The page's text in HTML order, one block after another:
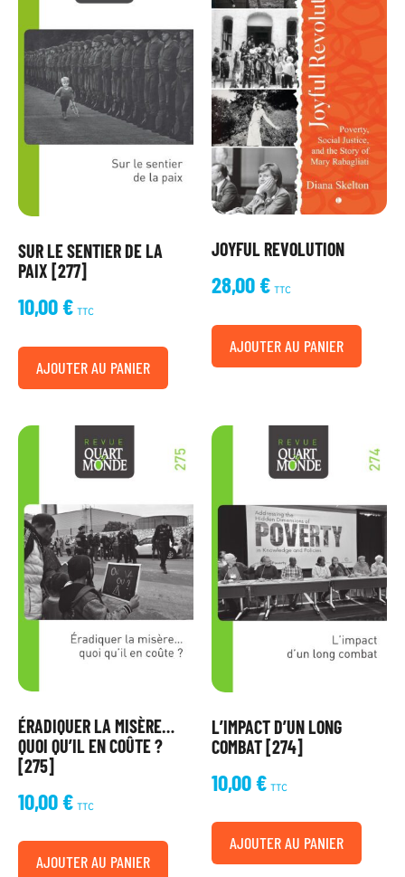
SUR LE SENTIER DE LA
PAIX [277]
10,00€ TTC
AJOUTER AU PANIER
JOYFUL REVOLUTION
28,00€ TTC
AJOUTER AU PANIER
ÉRADIQUER LA MISÈRE…
QUOI QU’IL EN COÛTE ?
[275]
10,00€ TTC
AJOUTER AU PANIER
L’IMPACT D’UN LONG
COMBAT [274]
10,00€ TTC
AJOUTER AU PANIER